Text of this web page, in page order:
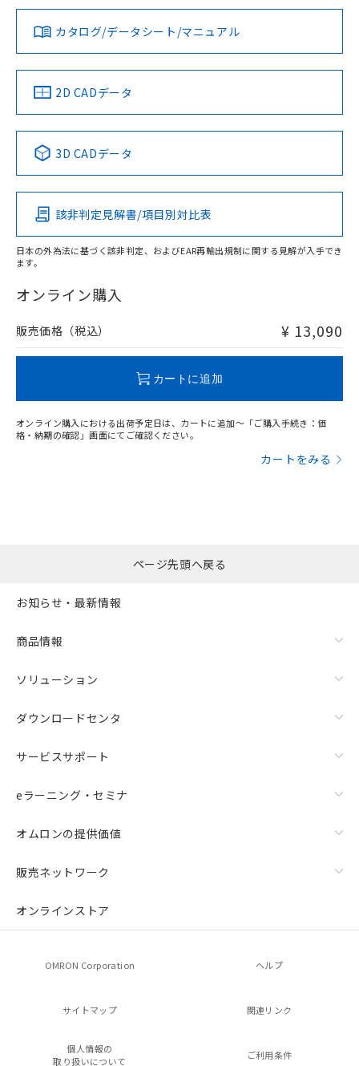
タイムチャート
上、n: 54mm以上
検出領域
ダウンロードデータをご利用いただく前に、以下を必ずお読
みください。
ソフトウェアの使用条件
対応済み
中国 RoHS 注意事項・凡例
Pb Hg Cd Cr(VI)
O
在庫等で未対応品が混在する可能性があります。
問い合わせください。
LR型式承認
（イギリス
船舶規格）
DNV型式承認
（ノルウェー
BV型式承認
（フランス
KR型式
（韓国
No No No No
この製品の規格認証/適合状況ページへ
その他の認証はこちらのページからご検索ください
カタログ/データシート/マニュアル
2D CADデータ
3D CADデータ
該非判定見解書/項目別対比表
日本の外為法に基づく該非判定、およびEAR再輸出規制に関する見解が入手でき
ます。
オンライン購入
販売価格（税込） ¥ 13,090
カートに追加
オンライン購入における出荷予定日は、カートに追加～「ご購入手続き：価
格・納期の確認」画面にてご確認ください。
カートをみる
ページ先頭へ戻る
お知らせ・最新情報
商品情報
ソリューション
ダウンロードセンタ
サービスサポート
eラーニング・セミナ
オムロンの提供価値
販売ネットワーク
オンラインストア
OMRON Corporation ヘルプ
サイトマップ 関連リンク
個人情報の
取り扱いについて
ご利用条件